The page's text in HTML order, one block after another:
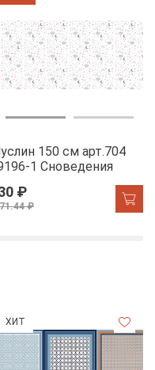
150 см арт.704
1 Сноведения
₽
₽
ХИТ